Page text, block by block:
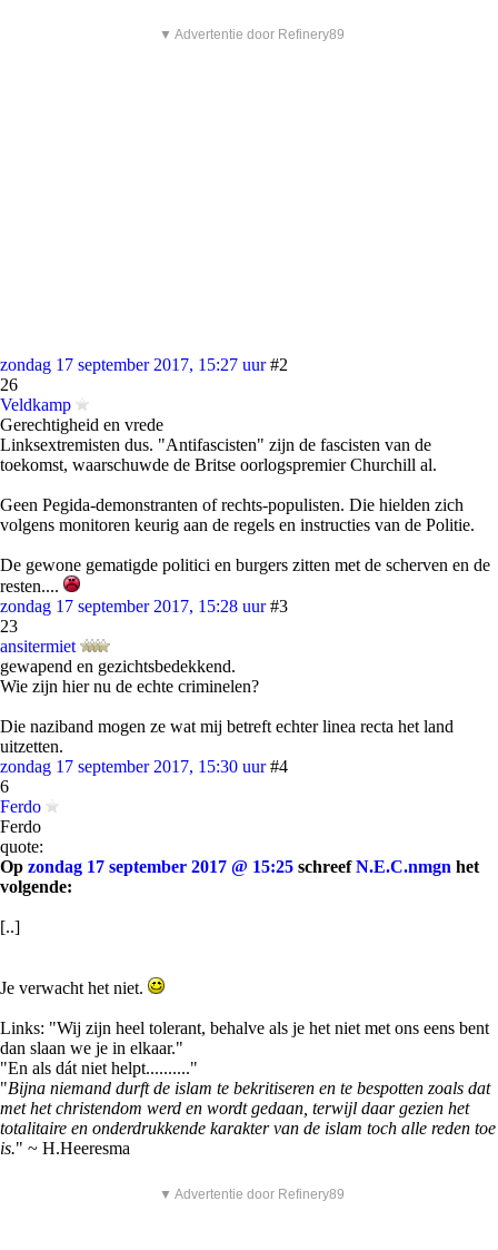
▼ Advertentie door Refinery89
zondag 17 september 2017, 15:27 uur #2
26
Veldkamp
Gerechtigheid en vrede
Linksextremisten dus. "Antifascisten" zijn de fascisten van de
toekomst, waarschuwde de Britse oorlogspremier Churchill al.
Geen Pegida-demonstranten of rechts-populisten. Die hielden zich
volgens monitoren keurig aan de regels en instructies van de Politie.
De gewone gematigde politici en burgers zitten met de scherven en de
resten....
zondag 17 september 2017, 15:28 uur #3
23
ansitermiet
gewapend en gezichtsbedekkend.
Wie zijn hier nu de echte criminelen?
Die naziband mogen ze wat mij betreft echter linea recta het land
uitzetten.
zondag 17 september 2017, 15:30 uur #4
6
Ferdo
Ferdo
quote:
Op zondag 17 september 2017 @ 15:25 schreefN.E.C.nmgn het
volgende:
[..]
Je verwacht het niet.
Links: "Wij zijn heel tolerant, behalve als je het niet met ons eens bent
dan slaan we je in elkaar."
"En als dát niet helpt.........."
"Bijna niemand durft de islam te bekritiseren en te bespotten zoals dat
met het christendom werd en wordt gedaan, terwijl daar gezien het
totalitaire en onderdrukkende karakter van de islam toch alle reden toe
is." ~ H.Heeresma
▼ Advertentie door Refinery89